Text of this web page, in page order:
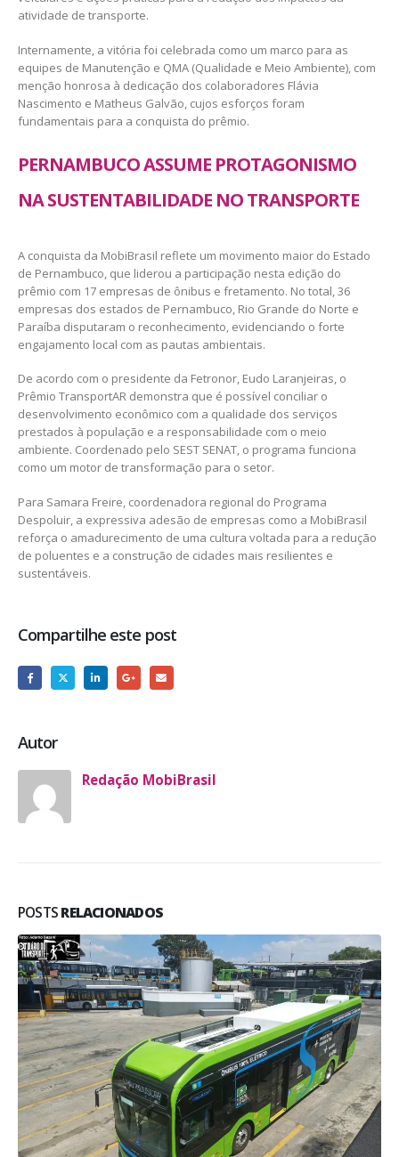
atividade de transporte.
Internamente, a vitória foi celebrada como um marco para as
equipes de Manutenção e QMA (Qualidade e Meio Ambiente), com
menção honrosa à dedicação dos colaboradores Flávia
Nascimento e Matheus Galvão, cujos esforços foram
fundamentais para a conquista do prêmio.
PERNAMBUCO ASSUME PROTAGONISMO
NA SUSTENTABILIDADE NO TRANSPORTE
A conquista da MobiBrasil reflete um movimento maior do Estado
de Pernambuco, que liderou a participação nesta edição do
prêmio com 17 empresas de ônibus e fretamento. No total, 36
empresas dos estados de Pernambuco, Rio Grande do Norte e
Paraíba disputaram o reconhecimento, evidenciando o forte
engajamento local com as pautas ambientais.
De acordo com o presidente da Fetronor, Eudo Laranjeiras, o
Prêmio TransportAR demonstra que é possível conciliar o
desenvolvimento econômico com a qualidade dos serviços
prestados à população e a responsabilidade com o meio
ambiente. Coordenado pelo SEST SENAT, o programa funciona
como um motor de transformação para o setor.
Para Samara Freire, coordenadora regional do Programa
Despoluir, a expressiva adesão de empresas como a MobiBrasil
reforça o amadurecimento de uma cultura voltada para a redução
de poluentes e a construção de cidades mais resilientes e
sustentáveis.
Compartilhe este post
Autor
Redação MobiBrasil
POSTSRELACIONADOS